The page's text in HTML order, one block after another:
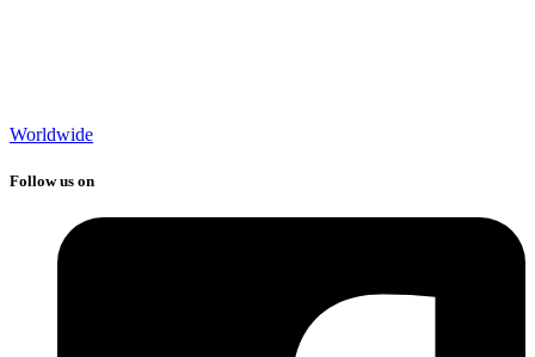
Worldwide
Follow us on